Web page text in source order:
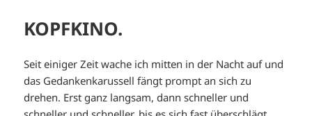
KOPFKINO.
Seit einiger Zeit wache ich mitten in der Nacht auf und
das Gedankenkarussell fängt prompt an sich zu
drehen. Erst ganz langsam, dann schneller und